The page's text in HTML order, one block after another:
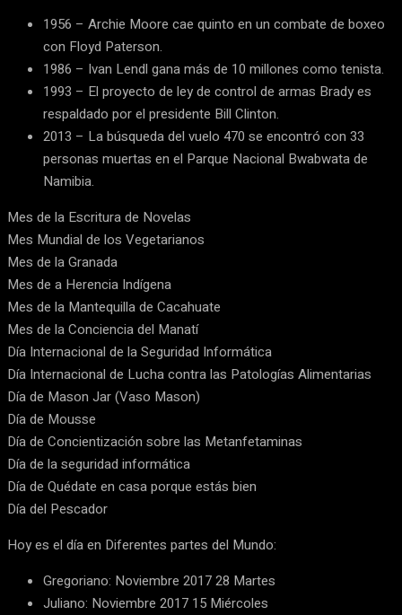
1956 – Archie Moore cae quinto en un combate de boxeo
con Floyd Paterson.
1986 – Ivan Lendl gana más de 10 millones como tenista.
1993 – El proyecto de ley de control de armas Brady es
respaldado por el presidente Bill Clinton.
2013 – La búsqueda del vuelo 470 se encontró con 33
personas muertas en el Parque Nacional Bwabwata de
Namibia.
Mes de la Escritura de Novelas
Mes Mundial de los Vegetarianos
Mes de la Granada
Mes de a Herencia Indígena
Mes de la Mantequilla de Cacahuate
Mes de la Conciencia del Manatí
Día Internacional de la Seguridad Informática
Día Internacional de Lucha contra las Patologías Alimentarias
Día de Mason Jar (Vaso Mason)
Día de Mousse
Día de Concientización sobre las Metanfetaminas
Día de la seguridad informática
Día de Quédate en casa porque estás bien
Día del Pescador
Hoy es el día en Diferentes partes del Mundo:
Gregoriano: Noviembre 2017 28 Martes
Juliano: Noviembre 2017 15 Miércoles